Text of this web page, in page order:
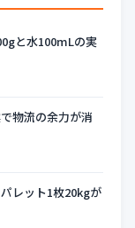
と水100mLの実
物流の余力が消
レット1枚20kgが